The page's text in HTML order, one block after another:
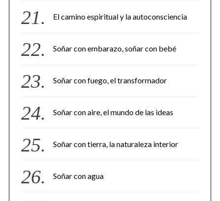
El camino espiritual y la autoconsciencia
Soñar con embarazo, soñar con bebé
Soñar con fuego, el transformador
Soñar con aire, el mundo de las ideas
Soñar con tierra, la naturaleza interior
Soñar con agua